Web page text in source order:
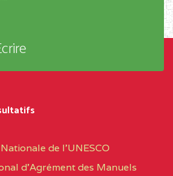
D'ENSEIGNEMENT
PROFESSIONNEL
(CEGEP) STE FOI BP
de l’UNESCO
d’Agrément des Manuels